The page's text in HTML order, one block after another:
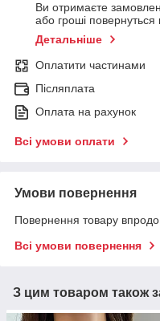
Ви отримаєте
або гроші повернуться
Детальніше
Оплатити частинами
Післяплата
Оплата на рахунок
Всі умови оплати
Умови повернення
Повернення товару
Всі умови повернення
З цим товаром також